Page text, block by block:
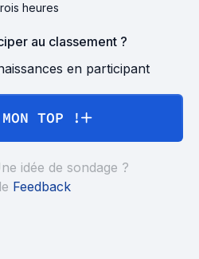
heures
au classement ?
en participant
TOP !
idée de sondage ?
Feedback